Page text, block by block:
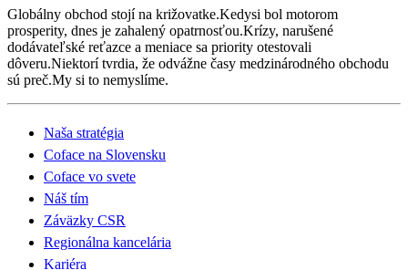
Globálny obchod stojí na križovatke.Kedysi bol motorom
prosperity, dnes je zahalený opatrnosťou.Krízy, narušené
dodávateľské reťazce a meniace sa priority otestovali
dôveru.Niektorí tvrdia, že odvážne časy medzinárodného obchodu
sú preč.My si to nemyslíme.
Naša stratégia
Coface na Slovensku
Coface vo svete
Náš tím
Záväzky CSR
Regionálna kancelária
Kariéra